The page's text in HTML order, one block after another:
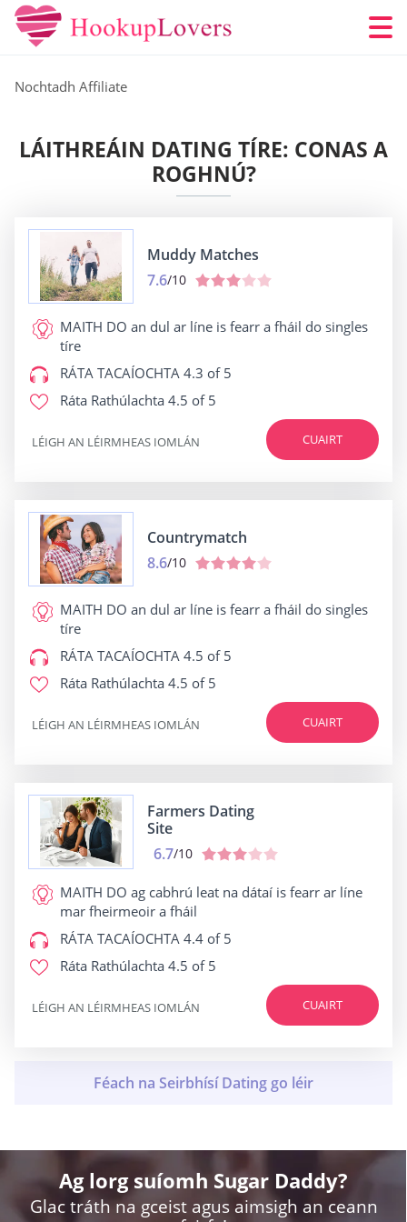
Nochtadh Affiliate
LÁITHREÁIN DATING TÍRE: CONAS A
ROGHNÚ?
Muddy Matches
7.6/10
MAITH DO an dul ar líne is fearr a fháil do singles
tíre
RÁTA TACAÍOCHTA 4.3 of 5
Ráta Rathúlachta 4.5 of 5
CUAIRT
LÉIGH AN LÉIRMHEAS IOMLÁN
Countrymatch
8.6/10
MAITH DO an dul ar líne is fearr a fháil do singles
tíre
RÁTA TACAÍOCHTA 4.5 of 5
Ráta Rathúlachta 4.5 of 5
CUAIRT
LÉIGH AN LÉIRMHEAS IOMLÁN
Farmers Dating
Site
6.7/10
MAITH DO ag cabhrú leat na dátaí is fearr ar líne
mar fheirmeoir a fháil
RÁTA TACAÍOCHTA 4.4 of 5
Ráta Rathúlachta 4.5 of 5
CUAIRT
LÉIGH AN LÉIRMHEAS IOMLÁN
Ag lorg suíomh Sugar Daddy?
Glac tráth na gceist agus aimsigh an ceann